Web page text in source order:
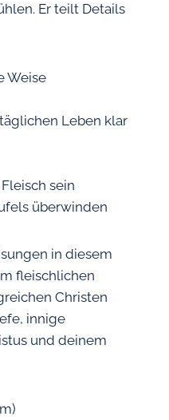
Er teilt Details
Weise
Leben klar
sein
überwinden
in diesem
fleischlichen
Christen
innige
und deinem